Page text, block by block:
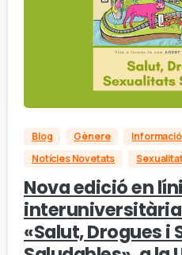
Blog Gènere
Notícies Novetats
Nova edició en
interuniversitària
«Salut, Drogues i